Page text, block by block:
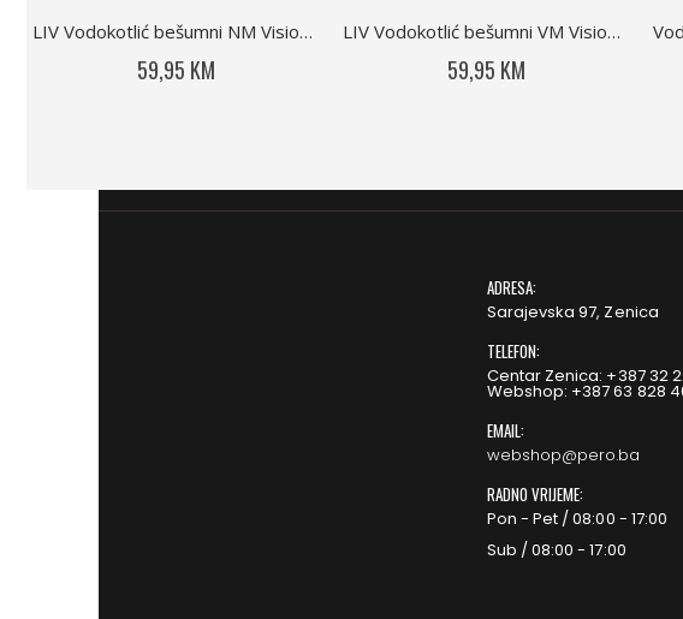
LIV Vodokotlić bešumni NM Vision bijeli
59,95 KM
LIV Vodokotlić bešumni VM Vision bijeli
59,95 KM
ADRESA:
Sarajevska 97, Zenica
TELEFON:
Centar Zenica: +387 32
Webshop: +387 63 828
EMAIL:
webshop@pero.ba
RADNO VRIJEME:
Pon - Pet / 08:00 - 17:00
Sub / 08:00 - 17:00